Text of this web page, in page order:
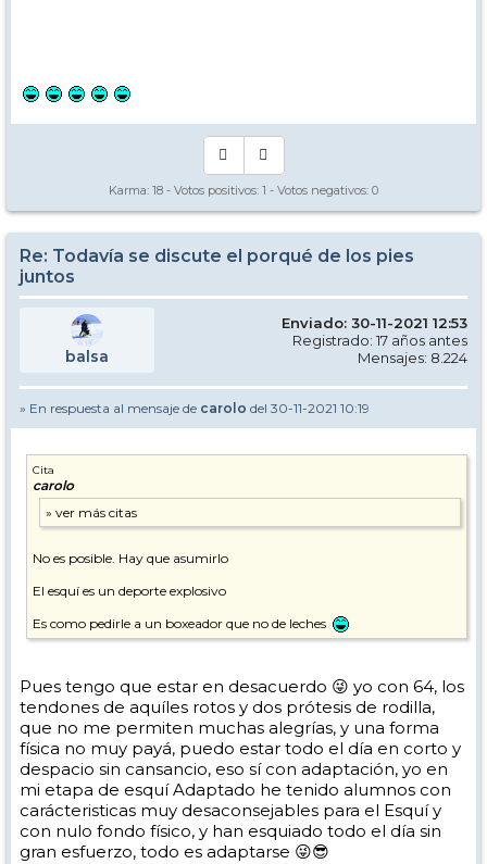
Karma: 18 - Votos positivos: 1 - Votos negativos: 0
Re: Todavía se discute el porqué de los pies
juntos
balsa
Enviado: 30-11-2021 12:53
Registrado: 17 años antes
Mensajes: 8.224
» En respuesta al mensaje de carolo del 30-11-2021 10:19
Cita
carolo
No es posible. Hay que asumirlo
El esquí es un deporte explosivo
Es como pedirle a un boxeador que no de leches
Pues tengo que estar en desacuerdo 😜 yo con 64, los
tendones de aquíles rotos y dos prótesis de rodilla,
que no me permiten muchas alegrías, y una forma
física no muy payá, puedo estar todo el día en corto y
despacio sin cansancio, eso sí con adaptación, yo en
mi etapa de esquí Adaptado he tenido alumnos con
carácteristicas muy desaconsejables para el Esquí y
con nulo fondo físico, y han esquiado todo el día sin
gran esfuerzo, todo es adaptarse 😜😎